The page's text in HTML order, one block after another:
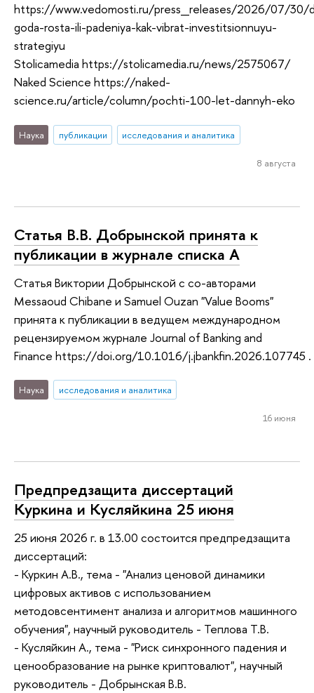
https://www.vedomosti.ru/press_releases/2026/07/30/
goda-rosta-ili-padeniya-kak-vibrat-investitsionnuyu-
strategiyu
Stolicamedia https://stolicamedia.ru/news/2575067/
Naked Science https://naked-
science.ru/article/column/pochti-100-let-dannyh-eko
Наука публикации исследования и аналитика
8 августа
Статья В.В. Добрынской принята к
публикации в журнале списка А
Статья Виктории Добрынской с со-авторами
Messaoud Chibane и Samuel Ouzan "Value Booms"
принята к публикации в ведущем международном
рецензируемом журнале Journal of Banking and
Finance https://doi.org/10.1016/j.jbankfin.2026.107745 .
Наука исследования и аналитика
16 июня
Предпредзащита диссертаций
Куркина и Кусляйкина 25 июня
25 июня 2026 г. в 13.00 состоится предпредзащита
диссертаций:
- Куркин А.В., тема - "Анализ ценовой динамики
цифровых активов с использованием
методовсентимент анализа и алгоритмов машинного
обучения", научный руководитель - Теплова Т.В.
- Кусляйкин А., тема - "Риск синхронного падения и
ценообразование на рынке криптовалют", научный
руководитель - Добрынская В.В.